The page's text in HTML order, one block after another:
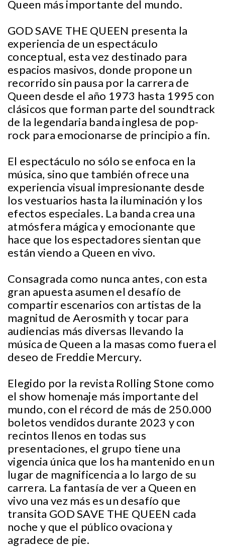
Queen más importante del mundo.
GOD SAVE THE QUEEN presenta la
experiencia de un espectáculo
conceptual, esta vez destinado para
espacios masivos, donde propone un
recorrido sin pausa por la carrera de
Queen desde el año 1973 hasta 1995 con
clásicos que forman parte del soundtrack
de la legendaria banda inglesa de pop-
rock para emocionarse de principio a fin.
El espectáculo no sólo se enfoca en la
música, sino que también ofrece una
experiencia visual impresionante desde
los vestuarios hasta la iluminación y los
efectos especiales. La banda crea una
atmósfera mágica y emocionante que
hace que los espectadores sientan que
están viendo a Queen en vivo.
Consagrada como nunca antes, con esta
gran apuesta asumen el desafío de
compartir escenarios con artistas de la
magnitud de Aerosmith y tocar para
audiencias más diversas llevando la
música de Queen a la masas como fuera el
deseo de Freddie Mercury.
Elegido por la revista Rolling Stone como
el show homenaje más importante del
mundo, con el récord de más de 250.000
boletos vendidos durante 2023 y con
recintos llenos en todas sus
presentaciones, el grupo tiene una
vigencia única que los ha mantenido en un
lugar de magnificencia a lo largo de su
carrera. La fantasía de ver a Queen en
vivo una vez más es un desafío que
transita GOD SAVE THE QUEEN cada
noche y que el público ovaciona y
agradece de pie.